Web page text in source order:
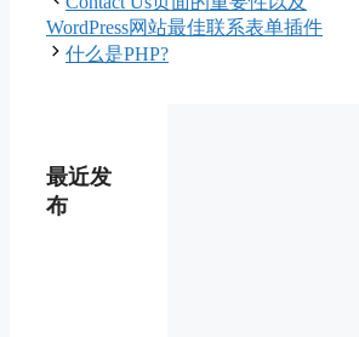
WordPress网站最佳联系表单插件
什么是PHP?
最近发
布